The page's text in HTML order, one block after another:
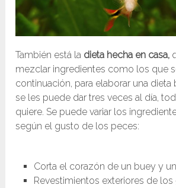
También está la dieta hecha en casa,
mezclar ingredientes como los que
continuación, para elaborar una dieta
se les puede dar tres veces al día,
quiere. Se puede variar los
según el gusto de los peces:
Corta el corazón de un buey y
Revestimientos exteriores de